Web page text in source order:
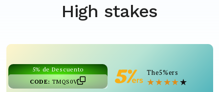
High stakes
5% de Descuento
CODE:TMQS0V
The5%ers
★★★★★